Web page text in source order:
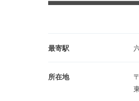
最寄駅
所在地